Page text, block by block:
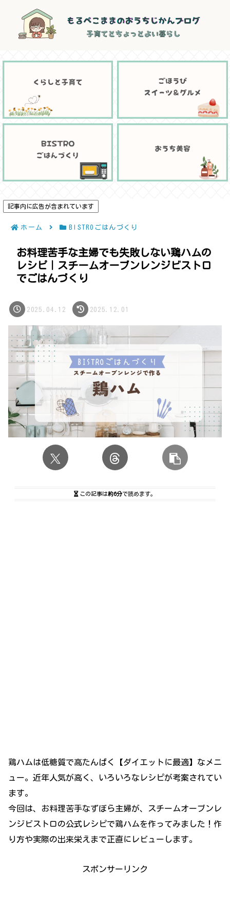
記事内に広告が含まれています
ホーム BISTROごはんづくり
お料理苦手な主婦でも失敗しない鶏ハムの
レシピ｜スチームオーブンレンジビストロ
でごはんづくり
2025.04.12 2025.12.01
この記事は約6分で読めます。
鶏ハムは低糖質で高たんぱく【ダイエットに最適】なメニ
ュー。近年人気が高く、いろいろなレシピが考案されてい
ます。
今回は、お料理苦手なずぼら主婦が、スチームオーブンレ
ンジビストロの公式レシピで鶏ハムを作ってみました！作
り方や実際の出来栄えまで正直にレビューします。
スポンサーリンク